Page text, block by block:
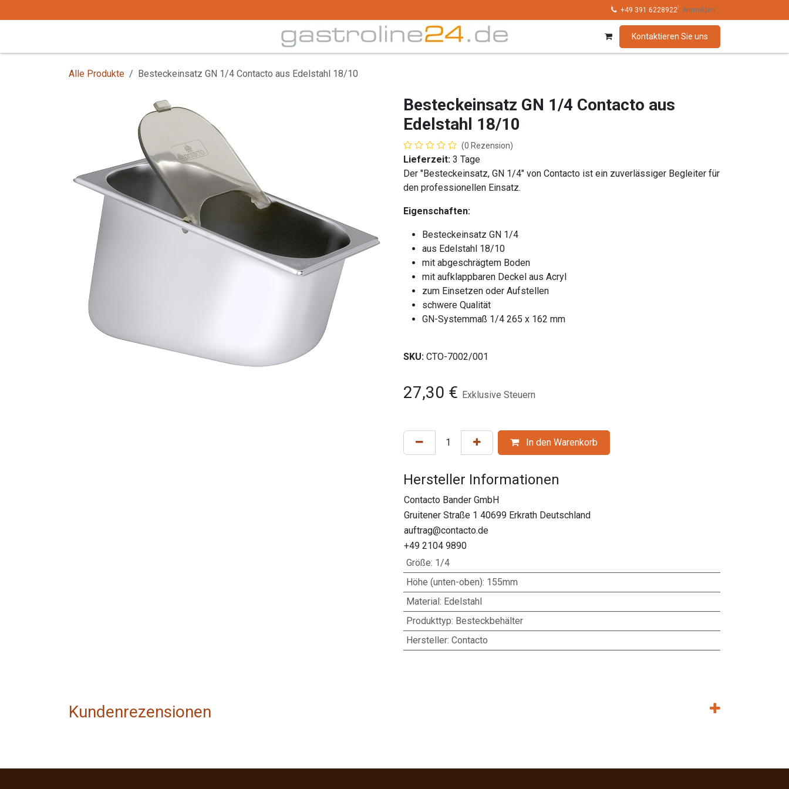
Kollektionen Marken
+49 391 6228922 Anmelden
Kontaktieren Sie uns
Alle Produkte Besteckeinsatz GN 1/4 Contacto aus Edelstahl 18/10
Besteckeinsatz GN 1/4 Contacto aus
Edelstahl 18/10
(0 Rezension)
Lieferzeit: 3 Tage
Der "Besteckeinsatz, GN 1/4" von Contacto ist ein zuverlässiger Begleiter für
den professionellen Einsatz.
Eigenschaften:
Besteckeinsatz GN 1/4
aus Edelstahl 18/10
mit abgeschrägtem Boden
mit aufklappbaren Deckel aus Acryl
zum Einsetzen oder Aufstellen
schwere Qualität
GN-Systemmaß 1/4 265 x 162 mm
SKU: CTO-7002/001
27,30 € Exklusive Steuern
In den Warenkorb
Hersteller Informationen
Contacto Bander GmbH
Gruitener Straße 1 40699 Erkrath Deutschland
auftrag@contacto.de
+49 2104 9890
Größe: 1/4
Höhe (unten-oben): 155mm
Material: Edelstahl
Produkttyp: Besteckbehälter
Hersteller: Contacto
Kundenrezensionen